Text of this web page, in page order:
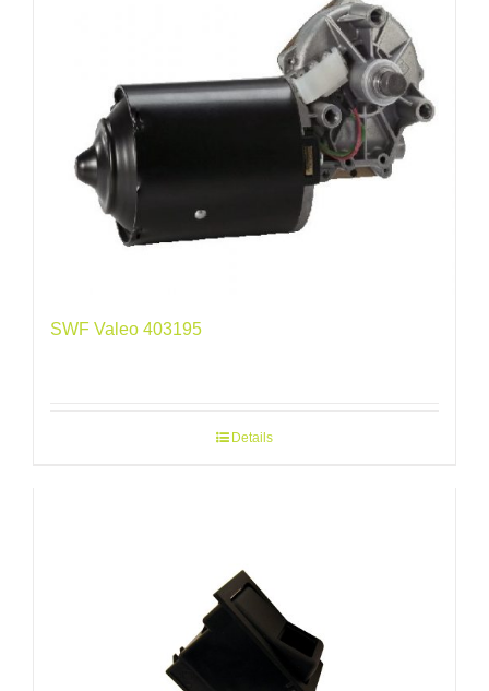
SWF Valeo 403195
Details